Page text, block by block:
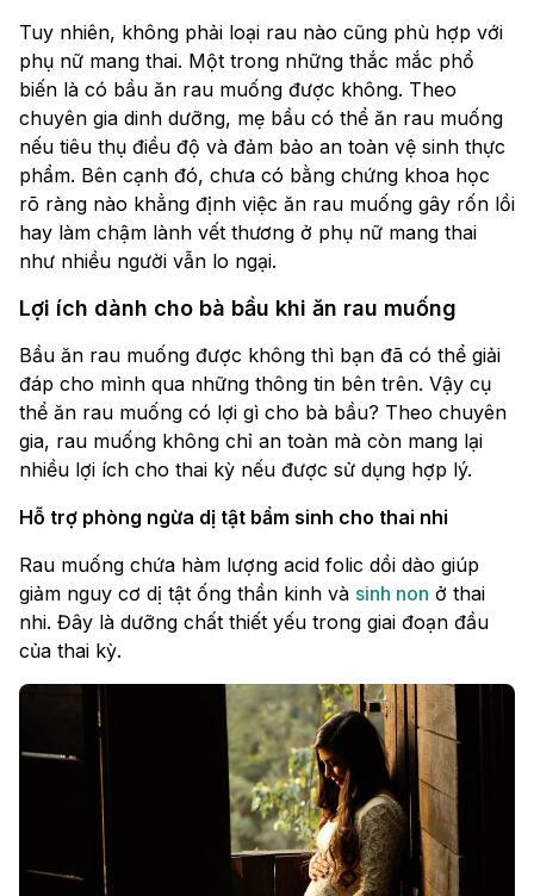
Tuy nhiên, không phải loại rau nào cũng phù hợp với
phụ nữ mang thai. Một trong những thắc mắc phổ
biến là có bầu ăn rau muống được không. Theo
chuyên gia dinh dưỡng, mẹ bầu có thể ăn rau muống
nếu tiêu thụ điều độ và đảm bảo an toàn vệ sinh thực
phẩm. Bên cạnh đó, chưa có bằng chứng khoa học
rõ ràng nào khẳng định việc ăn rau muống gây rốn lồi
hay làm chậm lành vết thương ở phụ nữ mang thai
như nhiều người vẫn lo ngại.
Lợi ích dành cho bà bầu khi ăn rau muống
Bầu ăn rau muống được không thì bạn đã có thể giải
đáp cho mình qua những thông tin bên trên. Vậy cụ
thể ăn rau muống có lợi gì cho bà bầu? Theo chuyên
gia, rau muống không chỉ an toàn mà còn mang lại
nhiều lợi ích cho thai kỳ nếu được sử dụng hợp lý.
Hỗ trợ phòng ngừa dị tật bẩm sinh cho thai nhi
Rau muống chứa hàm lượng acid folic dồi dào giúp
giảm nguy cơ dị tật ống thần kinh và sinh non ở thai
nhi. Đây là dưỡng chất thiết yếu trong giai đoạn đầu
của thai kỳ.